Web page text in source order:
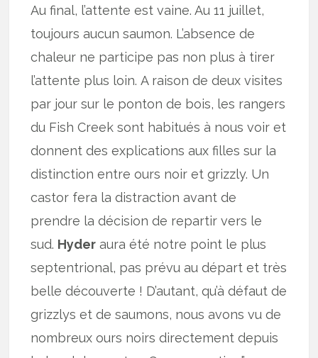
Au final, l’attente est vaine. Au 11 juillet,
toujours aucun saumon. L’absence de
chaleur ne participe pas non plus à tirer
l’attente plus loin. A raison de deux visites
par jour sur le ponton de bois, les rangers
du Fish Creek sont habitués à nous voir et
donnent des explications aux filles sur la
distinction entre ours noir et grizzly. Un
castor fera la distraction avant de
prendre la décision de repartir vers le
sud. Hyder aura été notre point le plus
septentrional, pas prévu au départ et très
belle découverte ! D’autant, qu’à défaut de
grizzlys et de saumons, nous avons vu de
nombreux ours noirs directement depuis